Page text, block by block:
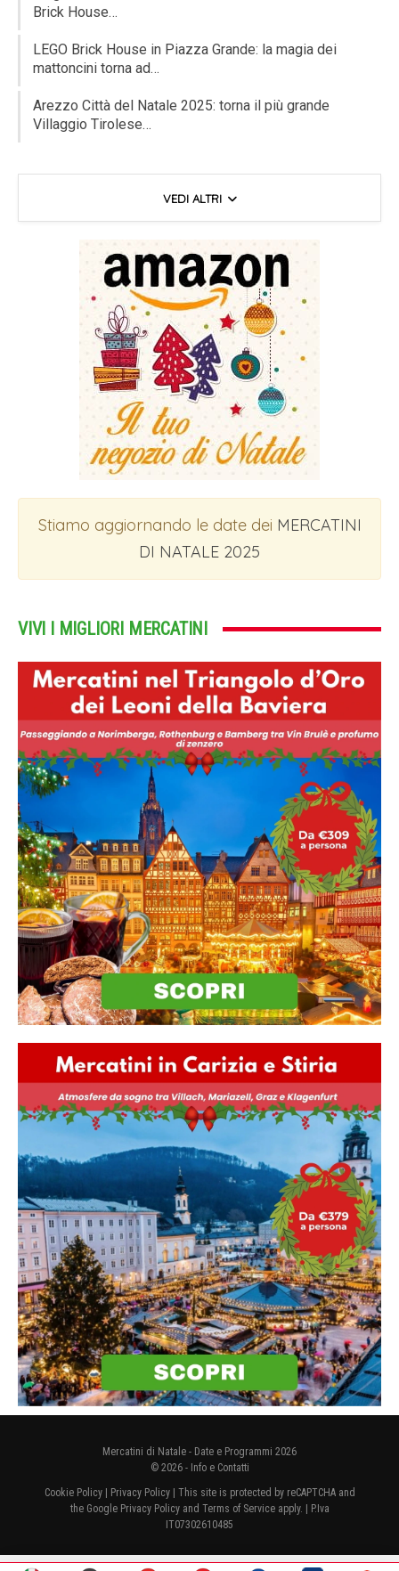
Brick House…
LEGO Brick House in Piazza Grande: la magia dei
mattoncini torna ad…
Arezzo Città del Natale 2025: torna il più grande
Villaggio Tirolese…
VEDI ALTRI
Stiamo aggiornando le date dei MERCATINI
DI NATALE 2025
VIVI I MIGLIORI MERCATINI
Mercatini di Natale - Date e Programmi 2026
© 2026 - Info e Contatti
Cookie Policy| Privacy Policy| This site is protected by reCAPTCHA and
the Google Privacy Policyand Terms of Serviceapply. | P.Iva
IT07302610485